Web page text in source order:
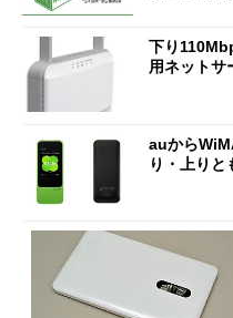
下り
用ネットサ
auから
り・上りと